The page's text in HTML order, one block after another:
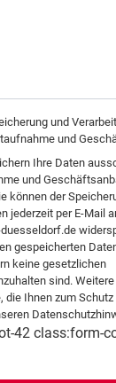
und
und
Ihre Daten
und
können der
jederzeit per E-Mail
gespeicherten
keine gesetzlichen
sind.
die Ihnen zum
42 class:form-